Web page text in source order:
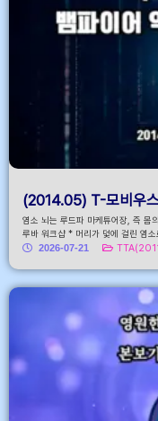
(2014.05) T-모비우
염소 뇌는 루드파 마케튜어장, 즉 몸
루바 워크샵 * 머리가 덫에 걸린 염소
2026-07-21